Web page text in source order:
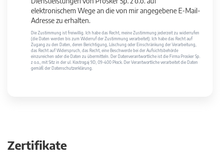
elektronischem Wege an die von mir angegebene E-Mail-
Adresse zu erhalten.
Die Zustimmung ist freiwillig. Ich habe das Recht, meine Zustimmung jederzeit zu widerrufen
(die Daten werden bis zum Widerruf der Zustimmung verarbeitet). Ich habe das Recht auf
Zugang zu den Daten, deren Berichtigung, Löschung oder Einschränkung der Verarbeitung,
das Recht auf Widerspruch, das Recht, eine Beschwerde bei der Aufsichtsbehörde
einzureichen oder die Daten zu übermitteln. Der Datenverantwortliche ist die Firma Prosker Sp.
z o.o., mit Sitz in der ul. Kostrogaj 9D, 09-400 Płock. Der Verantwortliche verarbeitet die Daten
gemäß der Datenschutzerklärung.
Zertifikate